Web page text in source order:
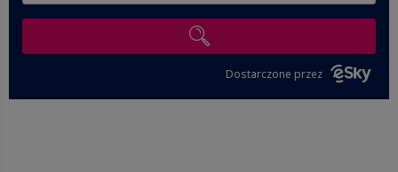
Dostarczone przez